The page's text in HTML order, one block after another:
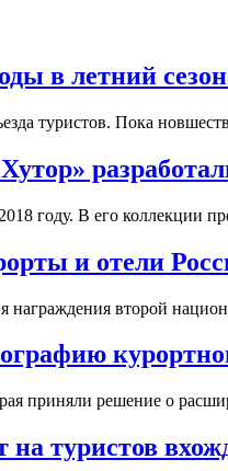
в летний
туристов. Пока
году. В его коллекции
и отели
награждения второй
приняли решение о
на туристов